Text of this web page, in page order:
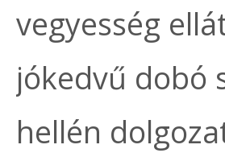
vegyesség
jókedvű dobó
hellén